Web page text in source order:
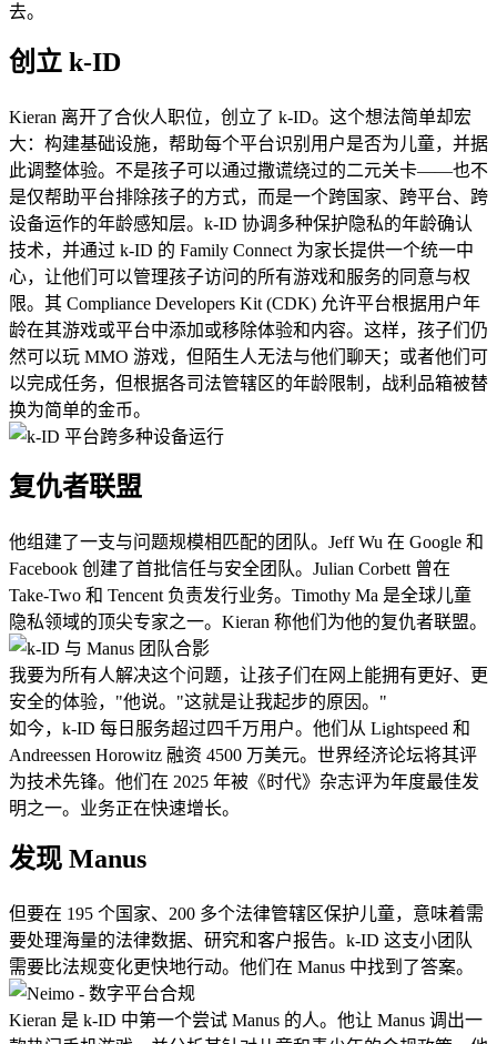
去。
创立 k-ID
Kieran 离开了合伙人职位，创立了 k-ID。这个想法简单却宏
大：构建基础设施，帮助每个平台识别用户是否为儿童，并据
此调整体验。不是孩子可以通过撒谎绕过的二元关卡——也不
是仅帮助平台排除孩子的方式，而是一个跨国家、跨平台、跨
设备运作的年龄感知层。k-ID 协调多种保护隐私的年龄确认
技术，并通过 k-ID 的 Family Connect 为家长提供一个统一中
心，让他们可以管理孩子访问的所有游戏和服务的同意与权
限。其 Compliance Developers Kit (CDK) 允许平台根据用户年
龄在其游戏或平台中添加或移除体验和内容。这样，孩子们仍
然可以玩 MMO 游戏，但陌生人无法与他们聊天；或者他们可
以完成任务，但根据各司法管辖区的年龄限制，战利品箱被替
换为简单的金币。
复仇者联盟
他组建了一支与问题规模相匹配的团队。Jeff Wu 在 Google 和
Facebook 创建了首批信任与安全团队。Julian Corbett 曾在
Take-Two 和 Tencent 负责发行业务。Timothy Ma 是全球儿童
隐私领域的顶尖专家之一。Kieran 称他们为他的复仇者联盟。
我要为所有人解决这个问题，让孩子们在网上能拥有更好、更
安全的体验，"他说。"这就是让我起步的原因。"
如今，k-ID 每日服务超过四千万用户。他们从 Lightspeed 和
Andreessen Horowitz 融资 4500 万美元。世界经济论坛将其评
为技术先锋。他们在 2025 年被《时代》杂志评为年度最佳发
明之一。业务正在快速增长。
发现 Manus
但要在 195 个国家、200 多个法律管辖区保护儿童，意味着需
要处理海量的法律数据、研究和客户报告。k-ID 这支小团队
需要比法规变化更快地行动。他们在 Manus 中找到了答案。
Kieran 是 k-ID 中第一个尝试 Manus 的人。他让 Manus 调出一